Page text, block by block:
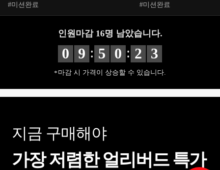
#미션완료
#미션완료
인원마감 16명 남았습니다.
0 9 : 5 0 : 2 2
마감 시 가격이 상승할 수 있습니다.
지금 구매해야
가장 저렴한 얼리버드 특가